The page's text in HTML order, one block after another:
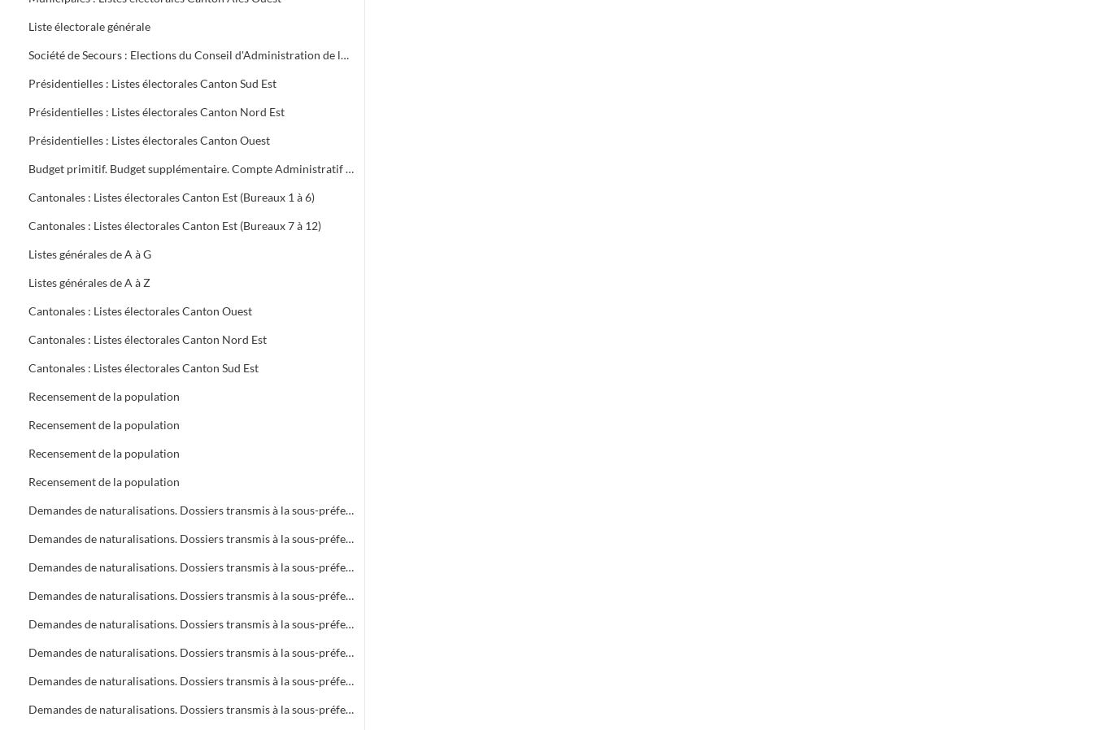
Liste électorale générale
Société de Secours : Elections du Conseil d'Administration de la Société groupe sud des Houillères du Bassin des Cévennes (H.B.C.)
Présidentielles : Listes électorales Canton Sud Est
Présidentielles : Listes électorales Canton Nord Est
Présidentielles : Listes électorales Canton Ouest
Budget primitif. Budget supplémentaire. Compte Administratif (C.A.). Annexes au budget
Cantonales : Listes électorales Canton Est (Bureaux 1 à 6)
Cantonales : Listes électorales Canton Est (Bureaux 7 à 12)
Listes générales de A à G
Listes générales de A à Z
Cantonales : Listes électorales Canton Ouest
Cantonales : Listes électorales Canton Nord Est
Cantonales : Listes électorales Canton Sud Est
Recensement de la population
Recensement de la population
Recensement de la population
Recensement de la population
Demandes de naturalisations. Dossiers transmis à la sous-préfecture
Demandes de naturalisations. Dossiers transmis à la sous-préfecture
Demandes de naturalisations. Dossiers transmis à la sous-préfecture
Demandes de naturalisations. Dossiers transmis à la sous-préfecture
Demandes de naturalisations. Dossiers transmis à la sous-préfecture
Demandes de naturalisations. Dossiers transmis à la sous-préfecture
Demandes de naturalisations. Dossiers transmis à la sous-préfecture
Demandes de naturalisations. Dossiers transmis à la sous-préfecture